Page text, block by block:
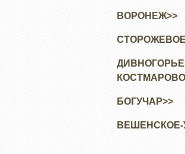
ВОРОНЕЖ>>
БОГУЧАР>>